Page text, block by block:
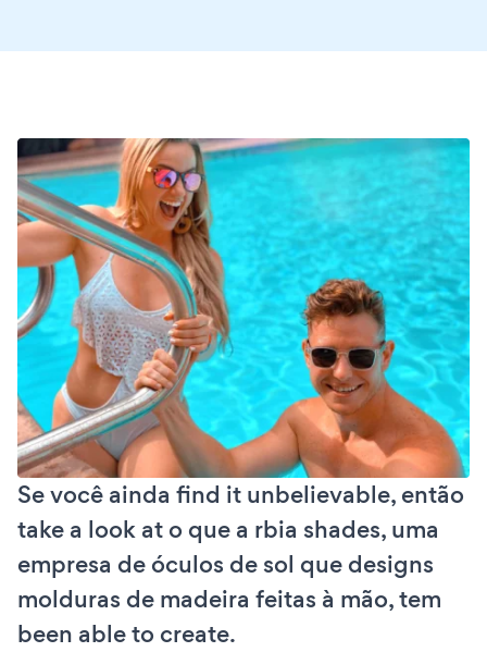
Se você ainda find it unbelievable, então
take a look at o que a rbia shades, uma
empresa de óculos de sol que designs
molduras de madeira feitas à mão, tem
been able to create.